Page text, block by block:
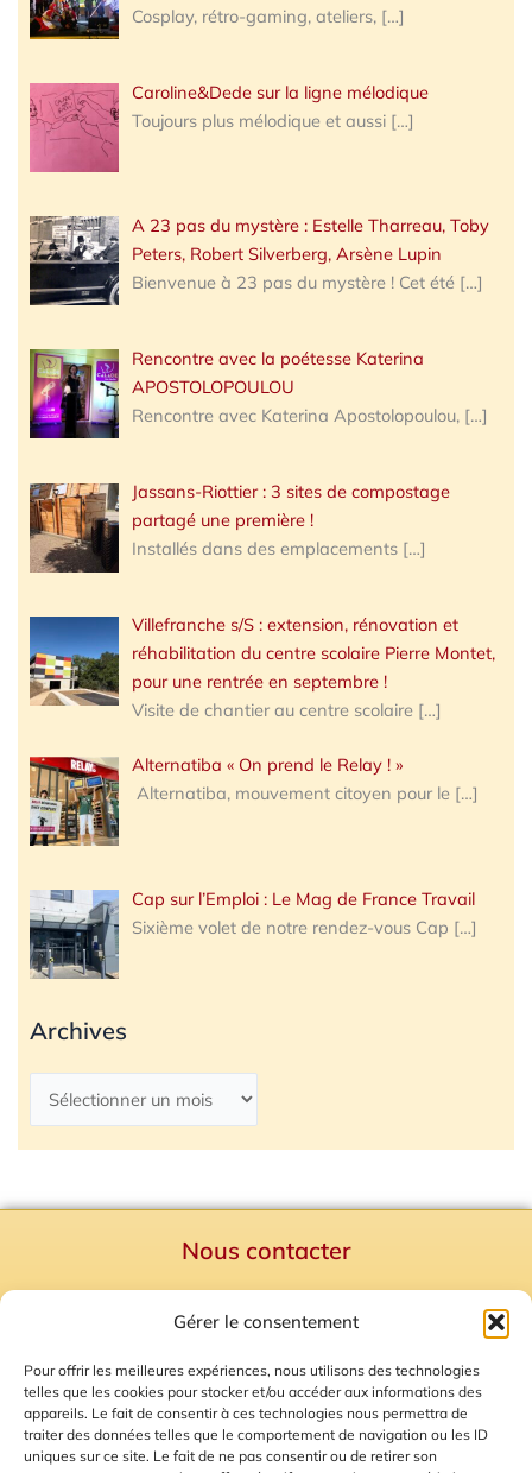
Gérer le consentement
Pour offrir les meilleures expériences, nous utilisons des technologies
telles que les cookies pour stocker et/ou accéder aux informations des
appareils. Le fait de consentir à ces technologies nous permettra de
traiter des données telles que le comportement de navigation ou les ID
uniques sur ce site. Le fait de ne pas consentir ou de retirer son
Cosplay, rétro-gaming, ateliers, […]
Caroline&Dede sur la ligne mélodique
Toujours plus mélodique et aussi […]
A 23 pas du mystère : Estelle Tharreau, Toby
Peters, Robert Silverberg, Arsène Lupin
Bienvenue à 23 pas du mystère ! Cet été […]
Rencontre avec la poétesse Katerina
APOSTOLOPOULOU
Rencontre avec Katerina Apostolopoulou, […]
Jassans-Riottier : 3 sites de compostage
partagé une première !
Installés dans des emplacements […]
Villefranche s/S : extension, rénovation et
réhabilitation du centre scolaire Pierre Montet,
pour une rentrée en septembre !
Visite de chantier au centre scolaire […]
Alternatiba « On prend le Relay ! »
Alternatiba, mouvement citoyen pour le […]
Cap sur l’Emploi : Le Mag de France Travail
Sixième volet de notre rendez-vous Cap […]
Archives
Nous contacter
Mentions Légales
Plan du site
Gestion des Cookies